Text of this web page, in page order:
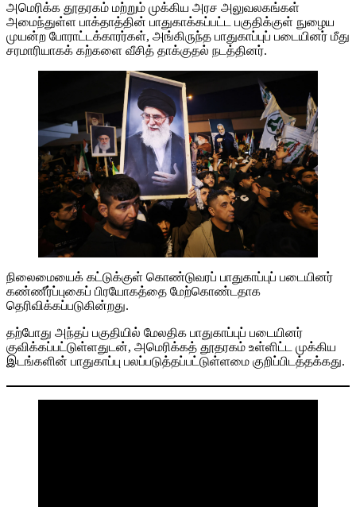
அமெரிக்க தூதரகம் மற்றும் முக்கிய அரச அலுவலகங்கள்
அமைந்துள்ள பாக்தாத்தின் பாதுகாக்கப்பட்ட பகுதிக்குள் நுழைய
முயன்ற போராட்டக்காரர்கள், அங்கிருந்த பாதுகாப்புப் படையினர் மீது
சரமாரியாகக் கற்களை வீசித் தாக்குதல் நடத்தினர்.
நிலைமையைக் கட்டுக்குள் கொண்டுவரப் பாதுகாப்புப் படையினர்
கண்ணீர்ப்புகைப் பிரயோகத்தை மேற்கொண்டதாக
தெரிவிக்கப்படுகின்றது.
தற்போது அந்தப் பகுதியில் மேலதிக பாதுகாப்புப் படையினர்
குவிக்கப்பட்டுள்ளதுடன், அமெரிக்கத் தூதரகம் உள்ளிட்ட முக்கிய
இடங்களின் பாதுகாப்பு பலப்படுத்தப்பட்டுள்ளமை குறிப்பிடத்தக்கது.